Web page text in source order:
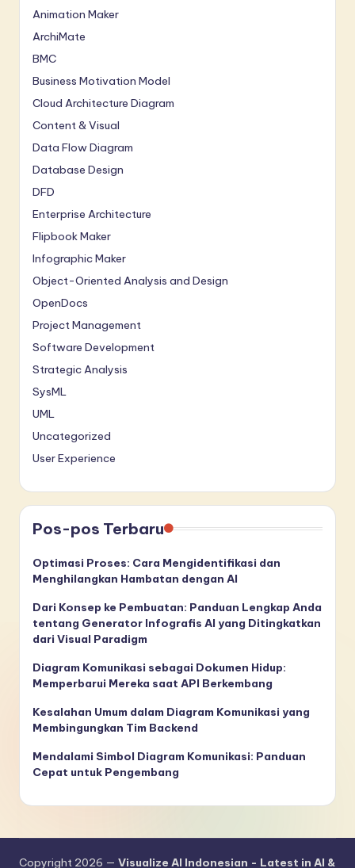
Animation Maker
ArchiMate
BMC
Business Motivation Model
Cloud Architecture Diagram
Content & Visual
Data Flow Diagram
Database Design
DFD
Enterprise Architecture
Flipbook Maker
Infographic Maker
Object-Oriented Analysis and Design
OpenDocs
Project Management
Software Development
Strategic Analysis
SysML
UML
Uncategorized
User Experience
Pos-pos Terbaru
Optimasi Proses: Cara Mengidentifikasi dan
Menghilangkan Hambatan dengan AI
Dari Konsep ke Pembuatan: Panduan Lengkap Anda
tentang Generator Infografis AI yang Ditingkatkan
dari Visual Paradigm
Diagram Komunikasi sebagai Dokumen Hidup:
Memperbarui Mereka saat API Berkembang
Kesalahan Umum dalam Diagram Komunikasi yang
Membingungkan Tim Backend
Mendalami Simbol Diagram Komunikasi: Panduan
Cepat untuk Pengembang
Copyright 2026 — Visualize AI Indonesian - Latest in AI &